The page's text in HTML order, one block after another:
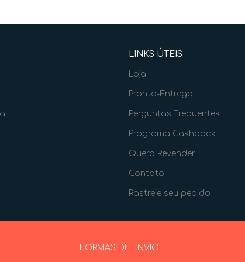
LINKS ÚTEIS
Loja
Pronta-Entrega
Perguntas Frequentes
Programa Cashback
Quero Revender
Contato
Rastreie seu pedido
FORMAS DE ENVIO